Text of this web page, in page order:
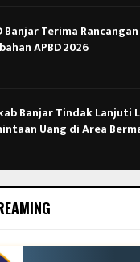
Banjar Terima Rancangan
APBD 2026
Banjar Tindak Lanjuti
Uang di Area